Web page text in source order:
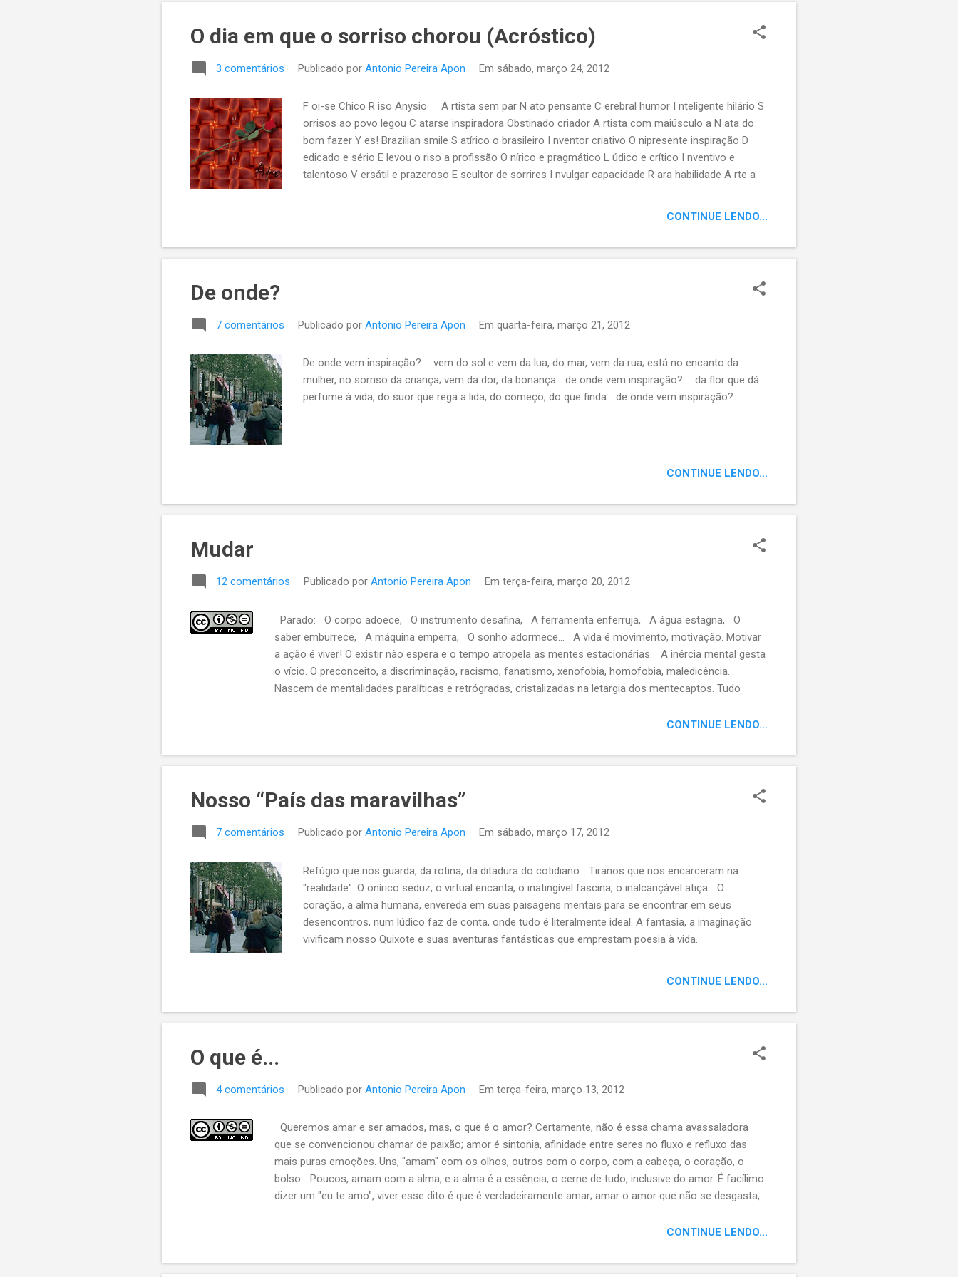
O dia em que o sorriso chorou (Acróstico)
3 comentários Publicado por Antonio Pereira Apon Em sábado, março 24, 2012
F oi-se Chico R iso Anysio A rtista sem par N ato pensante C erebral humor I nteligente hilário S
orrisos ao povo legou C atarse inspiradora Obstinado criador A rtista com maiúsculo a N ata do
bom fazer Y es! Brazilian smile S atírico o brasileiro I nventor criativo O nipresente inspiração D
edicado e sério E levou o riso a profissão O nírico e pragmático L údico e crítico I nventivo e
talentoso V ersátil e prazeroso E scultor de sorrires I nvulgar capacidade R ara habilidade A rte a
infinito sorrir. Antonio Pereira Apon. Siga-nos Dê uma espiadinha em nossas postage...
CONTINUE LENDO...
De onde?
7 comentários Publicado por Antonio Pereira Apon Em quarta-feira, março 21, 2012
De onde vem inspiração? ... vem do sol e vem da lua, do mar, vem da rua; está no encanto da
mulher, no sorriso da criança; vem da dor, da bonança... de onde vem inspiração? ... da flor que dá
perfume à vida, do suor que rega a lida, do começo, do que finda... de onde vem inspiração? ...
CONTINUE LENDO...
Mudar
12 comentários Publicado por Antonio Pereira Apon Em terça-feira, março 20, 2012
Parado: O corpo adoece, O instrumento desafina, A ferramenta enferruja, A água estagna, O
saber emburrece, A máquina emperra, O sonho adormece... A vida é movimento, motivação. Motivar
a ação é viver! O existir não espera e o tempo atropela as mentes estacionárias. A inércia mental gesta
o vício. O preconceito, a discriminação, racismo, fanatismo, xenofobia, homofobia, maledicência...
Nascem de mentalidades paralíticas e retrógradas, cristalizadas na letargia dos mentecaptos. Tudo
conservam-se incólumes. O pensamento reacionário, obsta, retarda mas não impede os avanços (que o
CONTINUE LENDO...
Nosso “País das maravilhas”
7 comentários Publicado por Antonio Pereira Apon Em sábado, março 17, 2012
Refúgio que nos guarda, da rotina, da ditadura do cotidiano... Tiranos que nos encarceram na
"realidade". O onírico seduz, o virtual encanta, o inatingível fascina, o inalcançável atiça... O
coração, a alma humana, envereda em suas paisagens mentais para se encontrar em seus
desencontros, num lúdico faz de conta, onde tudo é literalmente ideal. A fantasia, a imaginação
vivificam nosso Quixote e suas aventuras fantásticas que emprestam poesia à vida.
CONTINUE LENDO...
O que é...
4 comentários Publicado por Antonio Pereira Apon Em terça-feira, março 13, 2012
Queremos amar e ser amados, mas, o que é o amor? Certamente, não é essa chama avassaladora
que se convencionou chamar de paixão; amor é sintonia, afinidade entre seres no fluxo e refluxo das
mais puras emoções. Uns, "amam" com os olhos, outros com o corpo, com a cabeça, o coração, o
bolso... Poucos, amam com a alma, e a alma é a essência, o cerne de tudo, inclusive do amor. É facílimo
dizer um "eu te amo", viver esse dito é que é verdadeiramente amar; amar o amor que não se desgasta,
queremos o que precisamos querer? O que hoje aparenta ser bom, amanhã pode se transfigurar em
precisamos conhecer nosso querer, se é realmente importante, se é e será bom e útil. E mais importante
CONTINUE LENDO...